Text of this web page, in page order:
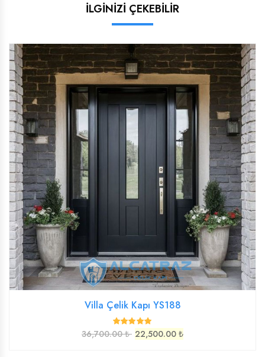
İLGİNİZİ ÇEKEBİLİR
Villa Çelik Kapı YS188
36,700.00 ₺ 22,500.00 ₺